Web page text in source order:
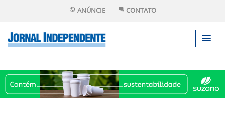
ANÚNCIE CONTATO